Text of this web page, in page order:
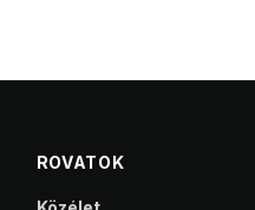
ROVATOK